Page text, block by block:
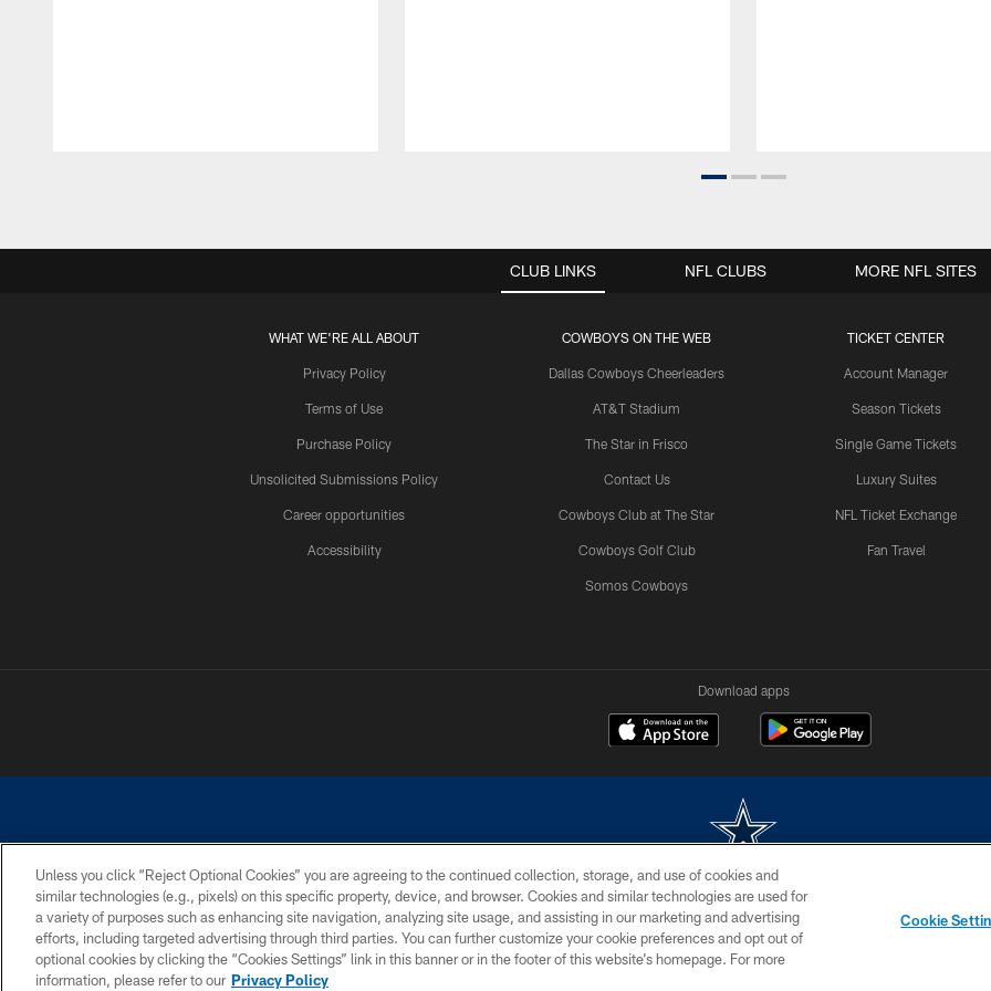
CLUB LINKS
WHAT WE'RE ALL ABOUT
Privacy Policy
Terms of Use
Purchase Policy
Unsolicited Submissions Policy
Career opportunities
Accessibility
COWBOYS ON THE WEB
Dallas Cowboys Cheerleaders
AT&T Stadium
The Star in Frisco
Contact Us
Cowboys Club at The Star
Cowboys Golf Club
Somos Cowboys
TICKET CENTER
Account Manager
Season Tickets
Single Game Tickets
Luxury Suites
NFL Ticket Exchange
Fan Travel
NFL CLUBS MORE NFL SITES
Download apps
©2026 Dallas Cowboys. All rights reserved. Do not duplicate in any form without permission of the Dallas Cowboys. The Dallas Cowboys Cheerleaders will not
PRIVACY POLICY ACCESSIBILITY SITE MAP AD CHOICES YOUR PRIVACY CHOICES
Unless you click “Reject Optional Cookies” you are agreeing to the continued collection, storage, and use of cookies and
similar technologies (e.g., pixels) on this specific property, device, and browser. Cookies and similar technologies are used for
a variety of purposes such as enhancing site navigation, analyzing site usage, and assisting in our marketing and advertising
efforts, including targeted advertising through third parties. You can further customize your cookie preferences and opt out of
optional cookies by clicking the “Cookies Settings” link in this banner or in the footer of this website’s homepage. For more
information, please refer to our Privacy Policy
Cookie